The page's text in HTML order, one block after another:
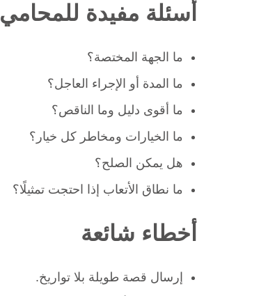
أسئلة مفيدة للمحامي
ما الجهة المختصة؟
ما المدة أو الإجراء العاجل؟
ما أقوى دليل وما الناقص؟
ما الخيارات ومخاطر كل خيار؟
هل يمكن الصلح؟
ما نطاق الأتعاب إذا احتجت تمثيلًا؟
أخطاء شائعة
إرسال قصة طويلة بلا تواريخ.